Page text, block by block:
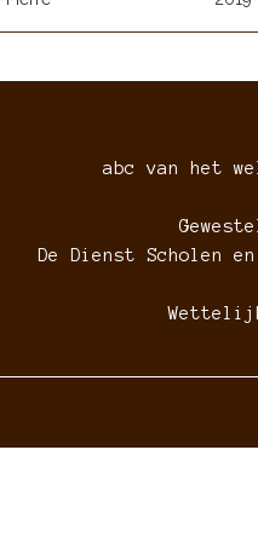
abc van het
De Dienst Scholen